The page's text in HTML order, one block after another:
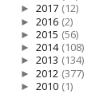
► 2017 (12)
► 2016 (2)
► 2015 (56)
► 2014 (108)
► 2013 (134)
► 2012 (377)
► 2010 (1)